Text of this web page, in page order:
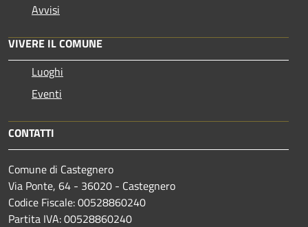
Avvisi
VIVERE IL COMUNE
Luoghi
Eventi
CONTATTI
Comune di Castegnero
Via Ponte, 64 - 36020 - Castegnero
Codice Fiscale: 00528860240
Partita IVA: 00528860240